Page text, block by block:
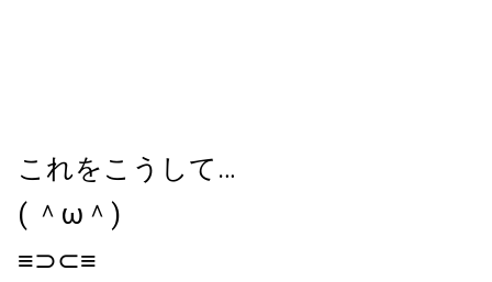
これをこうして…
( ＾ω＾)
≡⊃⊂≡